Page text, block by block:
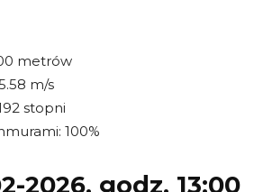
metrów
m/s
stopni
100%
2026, godz. 13:00